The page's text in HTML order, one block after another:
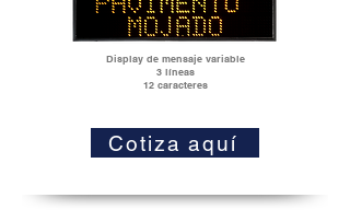
Display de mensaje variable
3 líneas
12 caracteres
Cotiza aquí